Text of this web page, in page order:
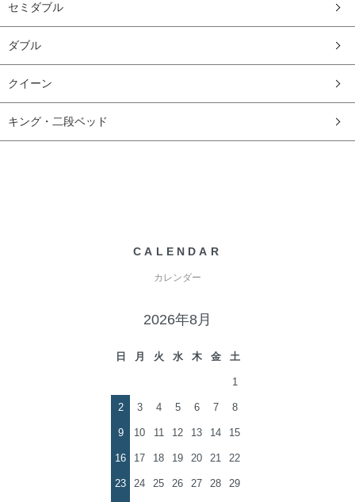
セミダブル
ダブル
クイーン
キング・二段ベッド
CALENDAR
カレンダー
2026年8月
日 月 火 水 木 金 土
1
2 3 4 5 6 7 8
9 10 11 12 13 14 15
16 17 18 19 20 21 22
23 24 25 26 27 28 29